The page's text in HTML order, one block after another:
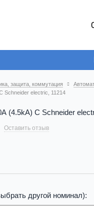
защита, коммутация
Schneider electric, 11214
(4.5kA) C Schneider
Оставить отзыв
другой номинал):